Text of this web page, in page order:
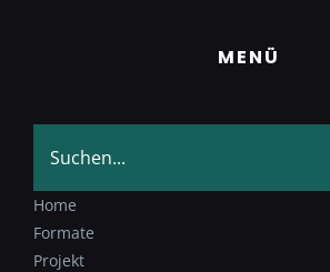
MENÜ
nach:
Home
Formate
Projekt